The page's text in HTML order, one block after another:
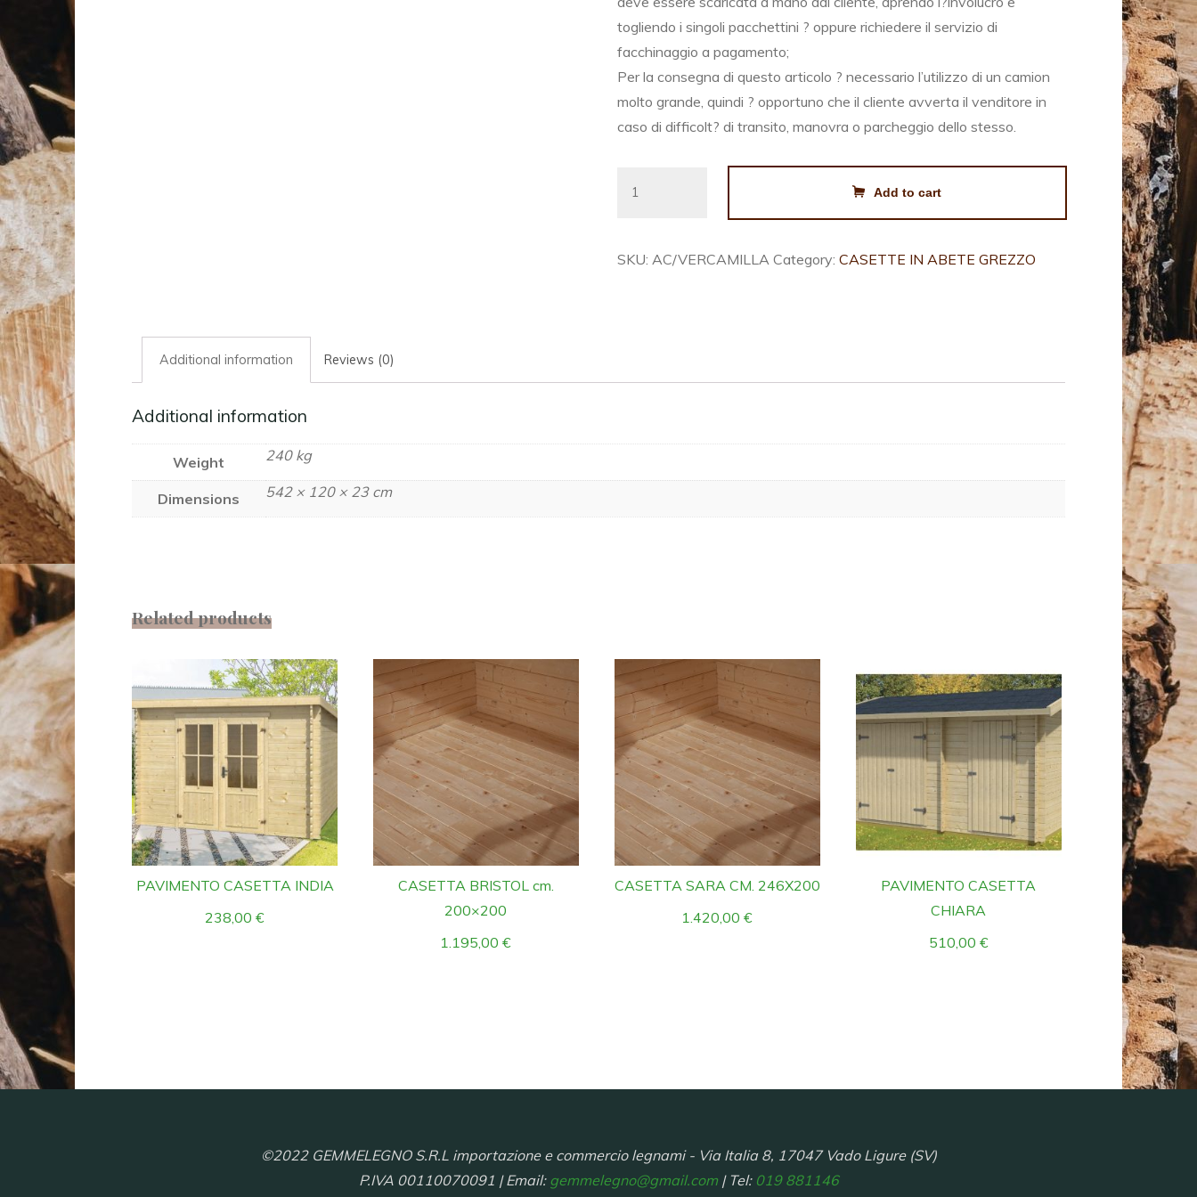
togliendo i singoli pacchettini ? oppure richiedere il servizio di
facchinaggio a pagamento;
Per la consegna di questo articolo ? necessario l’utilizzo di un camion
molto grande, quindi ? opportuno che il cliente avverta il venditore in
caso di difficolt? di transito, manovra o parcheggio dello stesso.
quantity
Add to cart
SKU: AC/VERCAMILLA Category: CASETTE IN ABETE GREZZO
Additional information Reviews (0)
Additional information
Weight 240 kg
Dimensions 542 × 120 × 23 cm
Related products
PAVIMENTO CASETTA INDIA
238,00€
CASETTA BRISTOL cm.
200×200
1.195,00€
CASETTA SARA CM. 246X200
1.420,00€
PAVIMENTO CASETTA
CHIARA
510,00 €
©2022 GEMMELEGNO S.R.L importazione e commercio legnami - Via Italia 8, 17047 Vado Ligure (SV)
P.IVA 00110070091 | Email: gemmelegno@gmail.com| Tel: 019 881146